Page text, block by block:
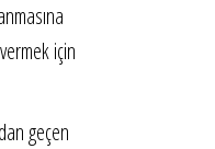
için
geçen